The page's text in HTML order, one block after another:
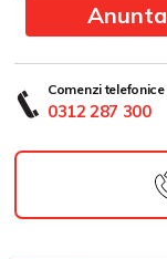
Comenzi telefonice
0312 287 300